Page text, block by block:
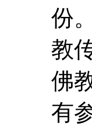
份
教
佛
有